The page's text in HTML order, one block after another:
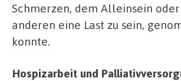
Schmerzen, dem Alleinsein
anderen eine Last zu sein,
konnte.
Hospizarbeit und